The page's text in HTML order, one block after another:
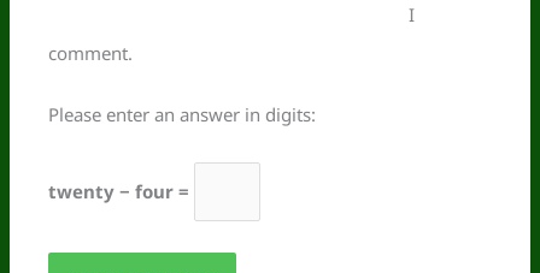
I
comment.
Please enter an answer in digits:
twenty − four =